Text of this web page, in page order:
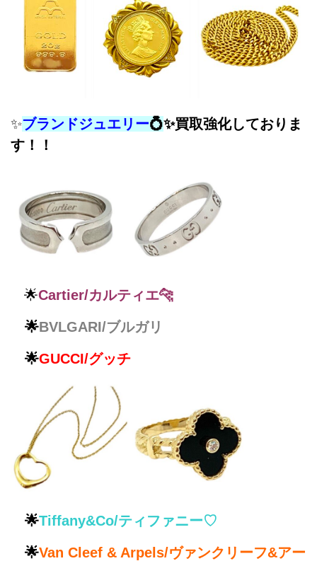
✨ブランドジュエリー💍✨買取強化しておりま
す！！
🌟Cartier/カルティエ🐆
🌟BVLGARI/ブルガリ
🌟GUCCI/グッチ
🌟Tiffany&Co/ティファニー♡
🌟Van Cleef & Arpels/ヴァンクリーフ&アー